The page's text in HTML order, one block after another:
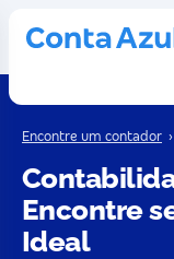
Encontre um contador ›
Encontre
Ideal